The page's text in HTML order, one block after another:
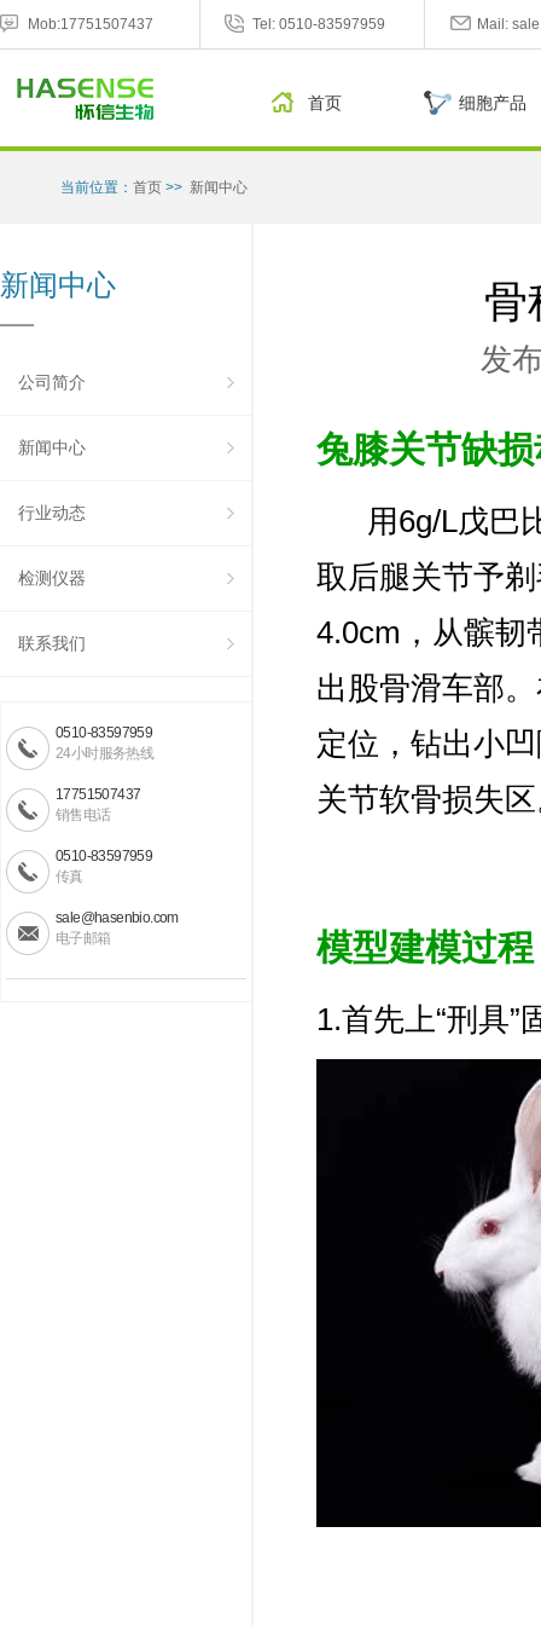
Mob:17751507437 Tel: 0510-83597959 Mail:
首页 细胞产品
当前位置： 首页 >> 新闻中心
新闻中心
公司简介
新闻中心
行业动态
检测仪器
联系我们
0510-83597959
24小时服务热线
17751507437
销售电话
0510-83597959
传真
sale@hasenbio.com
电子邮箱
骨
发
兔膝关节缺
用6g/L戊巴比
取后腿关节予
4.0cm，从髌韧
出股骨滑车部
定位，钻出小
关节软骨损失
模型建模过
1.首先上“刑具”